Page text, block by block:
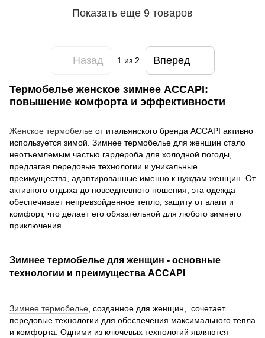
Показать еще 9 товаров
Назад 1 из 2 Вперед
Термобелье женское зимнее ACCAPI:
повышение комфорта и эффективности
Женское термобелье от итальянского бренда ACCAPI активно
используется зимой. Зимнее термобелье для женщин стало
неотъемлемым частью гардероба для холодной погоды,
предлагая передовые технологии и уникальные
преимущества, адаптированные именно к нуждам женщин. От
активного отдыха до повседневного ношения, эта одежда
обеспечивает непревзойденное тепло, защиту от влаги и
комфорт, что делает его обязательной для любого зимнего
приключения.
Зимнее термобелье для женщин - основные
технологии и преимущества ACCAPI
Зимнее термобелье , созданное для женщин, сочетает
передовые технологии для обеспечения максимального тепла
и комфорта. Одними из ключевых технологий являются